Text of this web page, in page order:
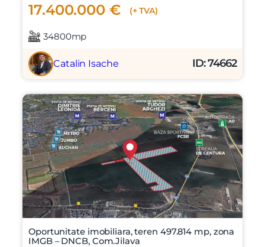
17.400.000 € (+ TVA)
34800mp
Catalin Isache ID: 74662
Oportunitate imobiliara, teren 497.814 mp, zona
IMGB – DNCB, Com.Jilava